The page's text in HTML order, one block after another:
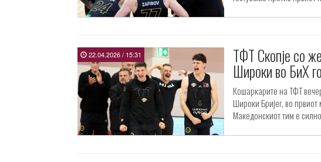
22.04.2026 / 15:31 ТФТ Скопје со
Широки во БиХ
Кошаркарите на ТФТ
Широки Бријег, во
Македонскиот тим е